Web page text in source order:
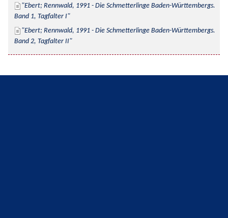
Ebert; Rennwald, 1991 - Die Schmetterlinge Baden-Württembergs.
Band 1, Tagfalter I
Ebert; Rennwald, 1991 - Die Schmetterlinge Baden-Württembergs.
Band 2, Tagfalter II